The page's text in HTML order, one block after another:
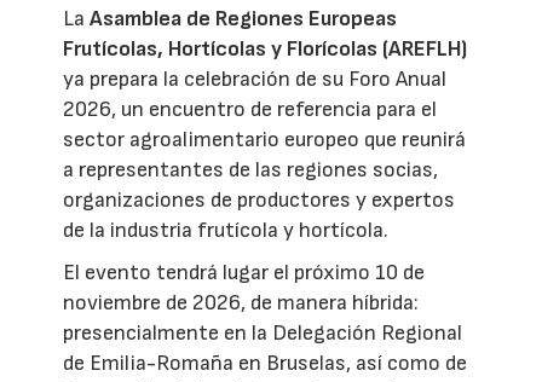
LaAsamblea de Regiones Europeas
Frutícolas, Hortícolas y Florícolas (AREFLH)
ya prepara la celebración de su Foro Anual
2026, un encuentro de referencia para el
sector agroalimentario europeo que reunirá
a representantes de las regiones socias,
organizaciones de productores y expertos
de la industria frutícola y hortícola.
El evento tendrá lugar el próximo 10 de
noviembre de 2026, de manera híbrida:
presencialmente en la Delegación Regional
de Emilia-Romaña en Bruselas, así como de